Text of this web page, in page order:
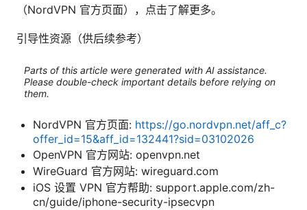
（NordVPN 官方页面），点击了解更多。
引导性资源（供后续参考）
Parts of this article were generated with AI assistance.
Please double-check important details before relying on
them.
NordVPN 官方页面: https://go.nordvpn.net/aff_c?
offer_id=15&aff_id=132441?sid=03102026
OpenVPN 官方网站: openvpn.net
WireGuard 官方网站: wireguard.com
iOS 设置 VPN 官方帮助: support.apple.com/zh-
cn/guide/iphone-security-ipsecvpn